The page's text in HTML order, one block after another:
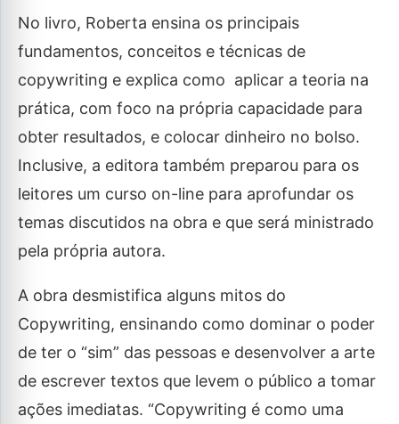
No livro, Roberta ensina os principais
fundamentos, conceitos e técnicas de
copywriting e explica como aplicar a teoria na
prática, com foco na própria capacidade para
obter resultados, e colocar dinheiro no bolso.
Inclusive, a editora também preparou para os
leitores um curso on-line para aprofundar os
temas discutidos na obra e que será ministrado
pela própria autora.
A obra desmistifica alguns mitos do
Copywriting, ensinando como dominar o poder
de ter o “sim” das pessoas e desenvolver a arte
de escrever textos que levem o público a tomar
ações imediatas. “Copywriting é como uma